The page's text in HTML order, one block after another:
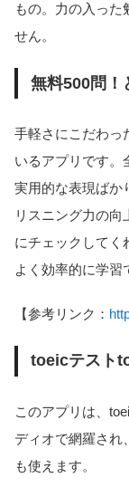
もの。力の入った
せん。
無料500問
手軽さにこだわっ
いるアプリです。
実用的な表現ばか
リスニング力の
にチェックしてく
よく効率的に学習
【参考リンク：
toeicテスト
このアプリは、
ディオで網羅され
も使えます。